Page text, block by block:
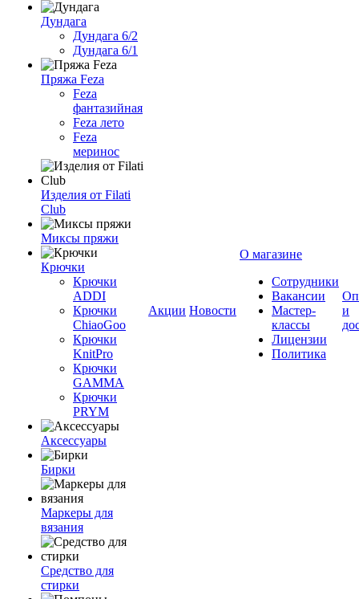
Дундага
Дундага 6/2
Дундага 6/1
Пряжа Feza
Feza
фантазийная
Feza лето
Feza
меринос
Изделия от Filati
Club
Миксы пряжи
Крючки
Крючки
ADDI
Крючки
ChiaoGoo
Крючки
KnitPro
Крючки
GAMMA
Крючки
PRYM
Аксессуары
Бирки
Маркеры для
вязания
Средство для
стирки
Акции Новости
О магазине
Сотрудники
Вакансии
Мастер-
классы
Лицензии
Политика
и